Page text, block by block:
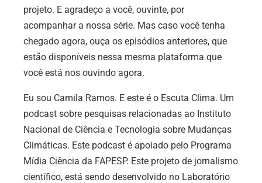
projeto. E agradeço a você, ouvinte, por
acompanhar a nossa série. Mas caso você tenha
chegado agora, ouça os episódios anteriores, que
estão disponíveis nessa mesma plataforma que
você está nos ouvindo agora.
Eu sou Camila Ramos. E este é o Escuta Clima. Um
podcast sobre pesquisas relacionadas ao Instituto
Nacional de Ciência e Tecnologia sobre Mudanças
Climáticas. Este podcast é apoiado pelo Programa
Mídia Ciência da FAPESP. Este projeto de jornalismo
científico, está sendo desenvolvido no Laboratório